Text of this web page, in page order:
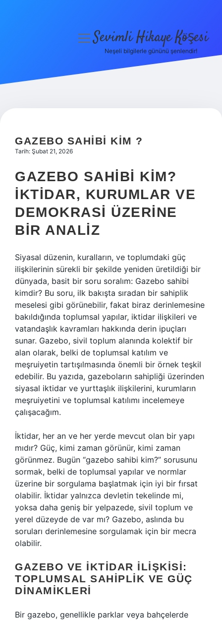
Hakkımızda
menüyüSevimli Hikaye Köşesi
Neşeli bilgilerle gününü şenlendir!
GAZEBO SAHIBI KIM ?
Tarih: Şubat 21, 2026
GAZEBO SAHIBI KIM?
İKTIDAR, KURUMLAR VE
DEMOKRASI ÜZERINE
BIR ANALIZ
Siyasal düzenin, kuralların, ve toplumdaki güç
ilişkilerinin sürekli bir şekilde yeniden üretildiği bir
dünyada, basit bir soru soralım: Gazebo sahibi
kimdir? Bu soru, ilk bakışta sıradan bir sahiplik
meselesi gibi görünebilir, fakat biraz derinlemesine
bakıldığında toplumsal yapılar, iktidar ilişkileri ve
vatandaşlık kavramları hakkında derin ipuçları
sunar. Gazebo, sivil toplum alanında kolektif bir
alan olarak, belki de toplumsal katılım ve
meşruiyetin tartışılmasında önemli bir örnek teşkil
edebilir. Bu yazıda, gazeboların sahipliği üzerinden
siyasal iktidar ve yurttaşlık ilişkilerini, kurumların
meşruiyetini ve toplumsal katılımı incelemeye
çalışacağım.
İktidar, her an ve her yerde mevcut olan bir yapı
mıdır? Güç, kimi zaman görünür, kimi zaman
görünmez. Bugün “gazebo sahibi kim?” sorusunu
sormak, belki de toplumsal yapılar ve normlar
üzerine bir sorgulama başlatmak için iyi bir fırsat
olabilir. İktidar yalnızca devletin tekelinde mi,
yoksa daha geniş bir yelpazede, sivil toplum ve
yerel düzeyde de var mı? Gazebo, aslında bu
soruları derinlemesine sorgulamak için bir mecra
olabilir.
GAZEBO VE İKTIDAR İLIŞKISI:
TOPLUMSAL SAHIPLIK VE GÜÇ
DINAMIKLERI
Bir gazebo, genellikle parklar veya bahçelerde